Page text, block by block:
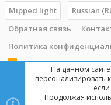
Mipped light
Russian
Обратная связь
Политика
R
Copyright © 2014 - 2025,
На данном
персонализировать
Продолжая